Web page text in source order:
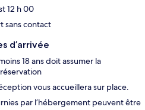
12 h 00
sans contact
d’arrivée
18 ans doit assumer la
vous accueillera sur place.
par l’hébergement peuvent être